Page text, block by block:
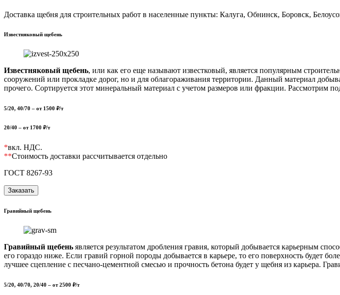
Доставка щебня для строительных работ в населенные пункты: Калуга, Обнинск, Боровск,
Известняковый щебень
Известняковый щебень, или как его еще называют известковый, является популярным
сооружений или прокладке дорог, но и для облагораживания территории. Данный материал
прочего. Сортируется этот минеральный материал с учетом размеров или фракции. Рассмотрим
5/20, 40/70 – от 1500 ₽/т
20/40 – от 1700 ₽/т
*вкл. НДС.
**Стоимость доставки рассчитывается отдельно
ГОСТ 8267-93
Заказать
Гравийный щебень
Гравийный щебень является результатом дробления гравия, который добывается карьерным
его гораздо ниже. Если гравий горной породы добывается в карьере, то его поверхность будет
лучшее сцепление с песчано-цементной смесью и прочность бетона будет у щебня из карьера.
5/20, 40/70, 20/40 – от2500 ₽/т